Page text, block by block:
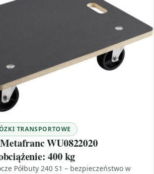
TRANSPORTOWE
WU0822020
400 kg
Półbuty 240 S1 – bezpieczeństwo w